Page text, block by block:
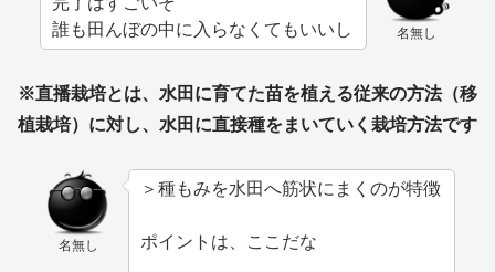
名無し
誰も田んぼの中に入らなくてもいいし
※直播栽培とは、水田に育てた苗を植える従来の方法（移
植栽培）に対し、水田に直接種をまいていく栽培方法です
名無し
＞種もみを水田へ筋状にまくのが特徴
ポイントは、ここだな